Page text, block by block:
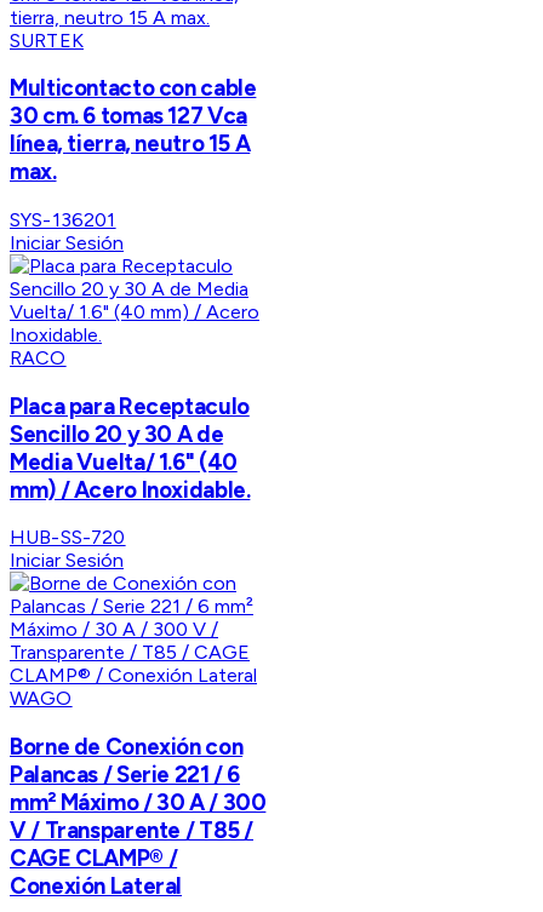
SURTEK
Multicontacto con cable
30 cm. 6 tomas 127 Vca
línea, tierra, neutro 15 A
max.
SYS-136201
Iniciar Sesión
RACO
Placa para Receptaculo
Sencillo 20 y 30 A de
Media Vuelta/ 1.6" (40
mm) / Acero Inoxidable.
HUB-SS-720
Iniciar Sesión
WAGO
Borne de Conexión con
Palancas / Serie 221 / 6
mm² Máximo / 30 A / 300
V / Transparente / T85 /
CAGE CLAMP® /
Conexión Lateral